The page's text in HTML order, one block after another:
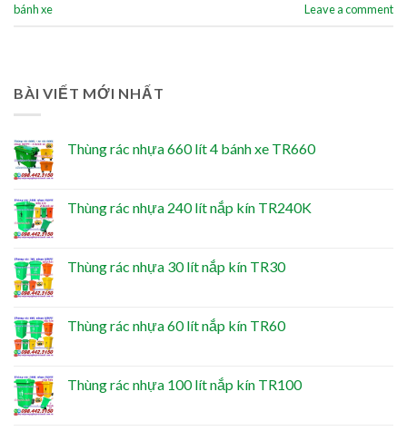
bánh xe
Leave a comment
BÀI VIẾT MỚI NHẤT
Thùng rác nhựa 660 lít 4 bánh xe TR660
Thùng rác nhựa 240 lít nắp kín TR240K
Thùng rác nhựa 30 lít nắp kín TR30
Thùng rác nhựa 60 lít nắp kín TR60
Thùng rác nhựa 100 lít nắp kín TR100